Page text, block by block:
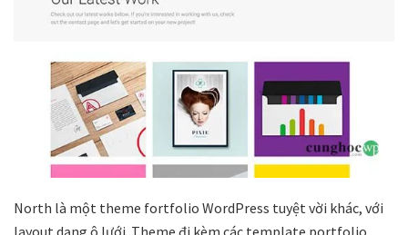
North là một theme fortfolio WordPress tuyệt vời khác, với